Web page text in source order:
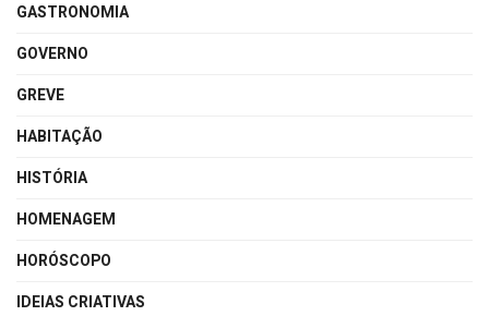
GASTRONOMIA
GOVERNO
GREVE
HABITAÇÃO
HISTÓRIA
HOMENAGEM
HORÓSCOPO
IDEIAS CRIATIVAS